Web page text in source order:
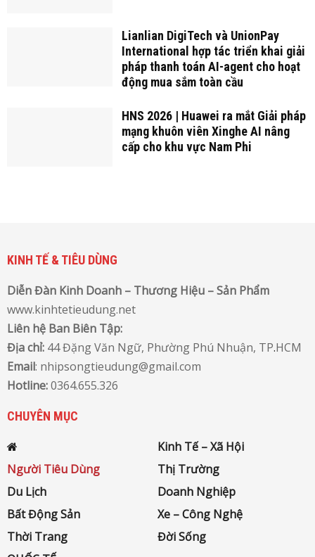
Lianlian DigiTech và UnionPay
International hợp tác triển khai giải
pháp thanh toán AI-agent cho hoạt
động mua sắm toàn cầu
HNS 2026 | Huawei ra mắt Giải pháp
mạng khuôn viên Xinghe AI nâng
cấp cho khu vực Nam Phi
KINH TẾ & TIÊU DÙNG
Diễn Đàn Kinh Doanh – Thương Hiệu – Sản Phẩm
www.kinhtetieudung.net
Liên hệ Ban Biên Tập:
Địa chỉ: 44 Đặng Văn Ngữ, Phường Phú Nhuận, TP.HCM
Email: nhipsongtieudung@gmail.com
Hotline:0364.655.326
CHUYÊN MỤC
Kinh Tế – Xã Hội
Người Tiêu Dùng
Thị Trường
Du Lịch
Doanh Nghiệp
Bất Động Sản
Xe – Công Nghệ
Thời Trang
Đời Sống